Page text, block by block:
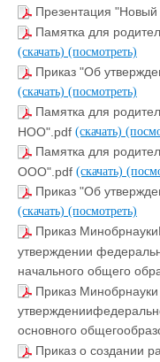
Презентация
Памятка для
(скачать) (посмотреть)
Приказ "Об
(скачать) (посмотреть)
Памятка для
НОО".pdf (скачать)
Памятка для
ООО".pdf (скачать)
Приказ "Об
(скачать) (посмотреть)
Приказ
утверждении
начального общего
Приказ
основного
Приказ о создании